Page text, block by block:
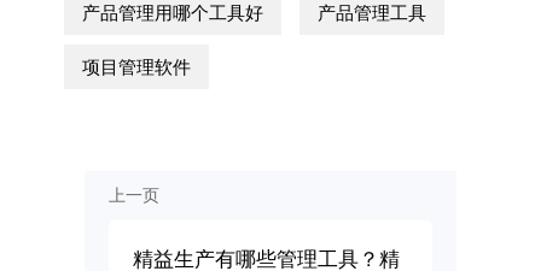
产品管理用哪个工具好 产品管理工具
项目管理软件
上一页
精益生产有哪些管理工具？精